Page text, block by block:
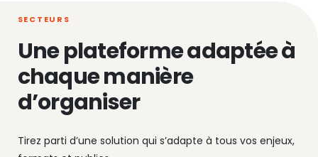
SECTEURS
Une plateforme adaptée à
chaque manière
d’organiser
Tirez parti d’une solution qui s’adapte à tous vos enjeux,